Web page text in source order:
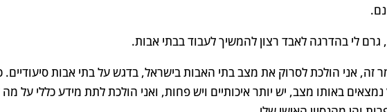
גרם לי בהדרגה לאבד רצון להמשיך לעבוד בבתי אבות.
זה, אני הולכת לסרוק את מצב בתי האבות בישראל, בדגש על בתי אבות סיעודיים.
באותו מצב, יש יותר איכותיים ויש פחות, ואני הולכת לתת מידע כללי על